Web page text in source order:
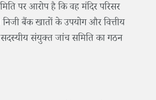
पर आरोप है कि वह मंदिर परिसर
बैंक खातों के उपयोग और वित्तीय
संयुक्त जांच समिति का गठन